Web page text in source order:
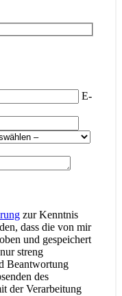
Bitte
E-
zur Kenntnis
dass die von mir
und gespeichert
streng
Beantwortung
des
der Verarbeitung